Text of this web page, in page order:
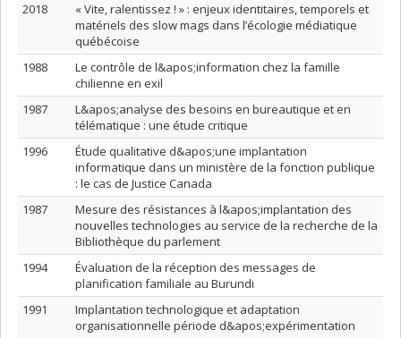
2018
« Vite, ralentissez ! » : enjeux identitaires, temporels et
matériels des slow mags dans l’écologie médiatique
québécoise
1988
Le contrôle de l&apos;information chez la famille
chilienne en exil
1987
L&apos;analyse des besoins en bureautique et en
télématique : une étude critique
1996
Étude qualitative d&apos;une implantation
informatique dans un ministère de la fonction publique
: le cas de Justice Canada
1987
Mesure des résistances à l&apos;implantation des
nouvelles technologies au service de la recherche de la
Bibliothèque du parlement
1994
Évaluation de la réception des messages de
planification familiale au Burundi
1991
Implantation technologique et adaptation
organisationnelle période d&apos;expérimentation